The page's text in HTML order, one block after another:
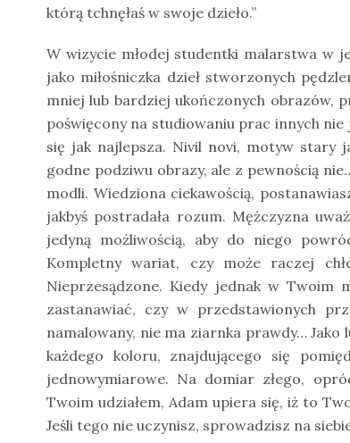
którą tchnęłaś w swoje dzieło.”
W wizycie młodej studentki malarstwa w
jako miłośniczka dzieł stworzonych
mniej lub bardziej ukończonych obrazów,
poświęcony na studiowaniu prac innych
się jak najlepsza. Nivil novi, motyw stary
godne podziwu obrazy, ale z pewnością
modli. Wiedziona ciekawością,
jakbyś postradała rozum. Mężczyzna
jedyną możliwością, aby do niego
Kompletny wariat, czy może raczej
Nieprzesądzone. Kiedy jednak w Twoim
zastanawiać, czy w przedstawionych
namalowany, nie ma ziarnka prawdy… Jako
każdego koloru, znajdującego się
jednowymiarowe. Na domiar złego,
Twoim udziałem, Adam upiera się, iż to
Jeśli tego nie uczynisz, sprowadzisz na